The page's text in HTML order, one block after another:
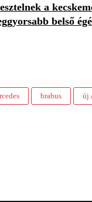
a
belső
brabus új